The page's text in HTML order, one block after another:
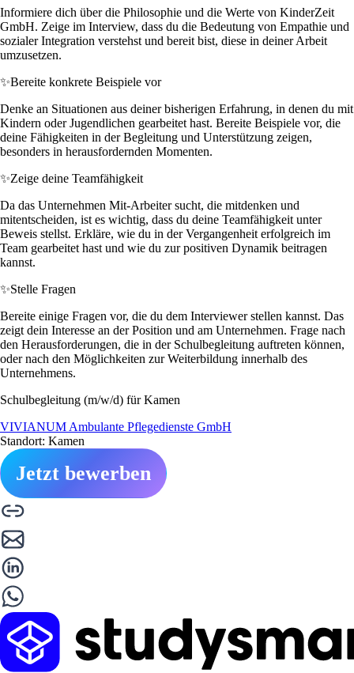
Informiere dich über die Philosophie und die Werte von KinderZeit
GmbH. Zeige im Interview, dass du die Bedeutung von Empathie und
sozialer Integration verstehst und bereit bist, diese in deiner Arbeit
umzusetzen.
✨Bereite konkrete Beispiele vor
Denke an Situationen aus deiner bisherigen Erfahrung, in denen du mit
Kindern oder Jugendlichen gearbeitet hast. Bereite Beispiele vor, die
deine Fähigkeiten in der Begleitung und Unterstützung zeigen,
besonders in herausfordernden Momenten.
✨Zeige deine Teamfähigkeit
Da das Unternehmen Mit-Arbeiter sucht, die mitdenken und
mitentscheiden, ist es wichtig, dass du deine Teamfähigkeit unter
Beweis stellst. Erkläre, wie du in der Vergangenheit erfolgreich im
Team gearbeitet hast und wie du zur positiven Dynamik beitragen
kannst.
✨Stelle Fragen
Bereite einige Fragen vor, die du dem Interviewer stellen kannst. Das
zeigt dein Interesse an der Position und am Unternehmen. Frage nach
den Herausforderungen, die in der Schulbegleitung auftreten können,
oder nach den Möglichkeiten zur Weiterbildung innerhalb des
Unternehmens.
Schulbegleitung (m/w/d) für Kamen
VIVIANUM Ambulante Pflegedienste GmbH
Standort: Kamen
Jetzt bewerben